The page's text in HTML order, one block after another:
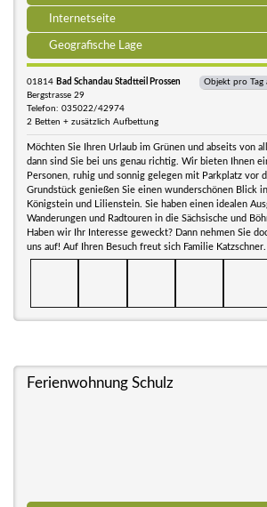
Internetseite
Geografische Lage
01814 Bad Schandau Stadtteil Prossen
Bergstrasse 29
Telefon: 035022/42974
2 Betten + zusätzlich Aufbettung
Objekt pro Tag
Möchten Sie Ihren Urlaub im Grünen und abseits von
dann sind Sie bei uns genau richtig. Wir bieten Ihnen
Personen, ruhig und sonnig gelegen mit Parkplatz vor
Grundstück genießen Sie einen wunderschönen Blick
Königstein und Lilienstein. Sie haben einen idealen
Wanderungen und Radtouren in die Sächsische und
Haben wir Ihr Interesse geweckt? Dann nehmen Sie
uns auf! Auf Ihren Besuch freut sich Familie Katzschner.
Ferienwohnung Schulz